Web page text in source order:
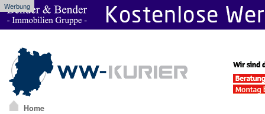
Werbung
Home